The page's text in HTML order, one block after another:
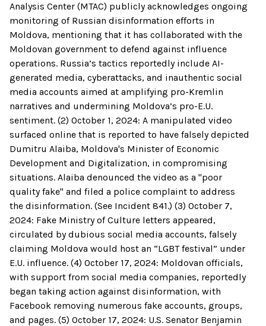
Analysis Center (MTAC) publicly acknowledges ongoing
monitoring of Russian disinformation efforts in
Moldova, mentioning that it has collaborated with the
Moldovan government to defend against influence
operations. Russia’s tactics reportedly include AI-
generated media, cyberattacks, and inauthentic social
media accounts aimed at amplifying pro-Kremlin
narratives and undermining Moldova’s pro-E.U.
sentiment. (2) October 1, 2024: A manipulated video
surfaced online that is reported to have falsely depicted
Dumitru Alaiba, Moldova's Minister of Economic
Development and Digitalization, in compromising
situations. Alaiba denounced the video as a "poor
quality fake" and filed a police complaint to address
the disinformation. (See Incident 841.) (3) October 7,
2024: Fake Ministry of Culture letters appeared,
circulated by dubious social media accounts, falsely
claiming Moldova would host an “LGBT festival” under
E.U. influence. (4) October 17, 2024: Moldovan officials,
with support from social media companies, reportedly
began taking action against disinformation, with
Facebook removing numerous fake accounts, groups,
and pages. (5) October 17, 2024: U.S. Senator Benjamin